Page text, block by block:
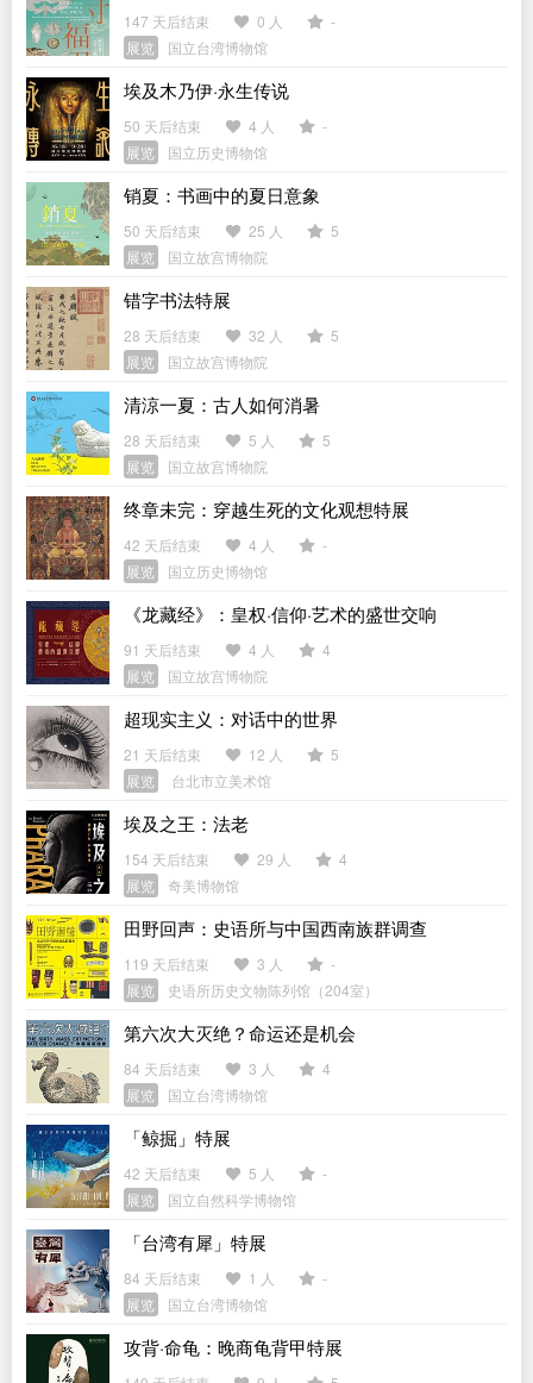
147 天后结束 0 人
-
展览
国立台湾博物馆
埃及木乃伊·永生传说
50 天后结束 4 人
-
展览
国立历史博物馆
销夏：书画中的夏日意象
50 天后结束 25 人
5
展览
国立故宫博物院
错字书法特展
28 天后结束 32 人
5
展览
国立故宫博物院
清涼一夏：古人如何消暑
28 天后结束 5 人
5
展览
国立故宫博物院
终章未完：穿越生死的文化观想特展
42 天后结束 4 人
-
展览
国立历史博物馆
《龙藏经》：皇权·信仰·艺术的盛世交响
91 天后结束 4 人
4
展览
国立故宫博物院
超现实主义：对话中的世界
21 天后结束 12 人
5
展览
台北市立美术馆
埃及之王：法老
154 天后结束 29 人
4
展览
奇美博物馆
田野回声：史语所与中国西南族群调查
119 天后结束 3 人
-
展览
史语所历史文物陈列馆（204室）
第六次大灭绝？命运还是机会
84 天后结束 3 人
4
展览
国立台湾博物馆
「鲸掘」特展
42 天后结束 5 人
-
展览
国立自然科学博物馆
「台湾有犀」特展
84 天后结束 1 人
-
展览
国立台湾博物馆
攻背·命龟：晚商龟背甲特展